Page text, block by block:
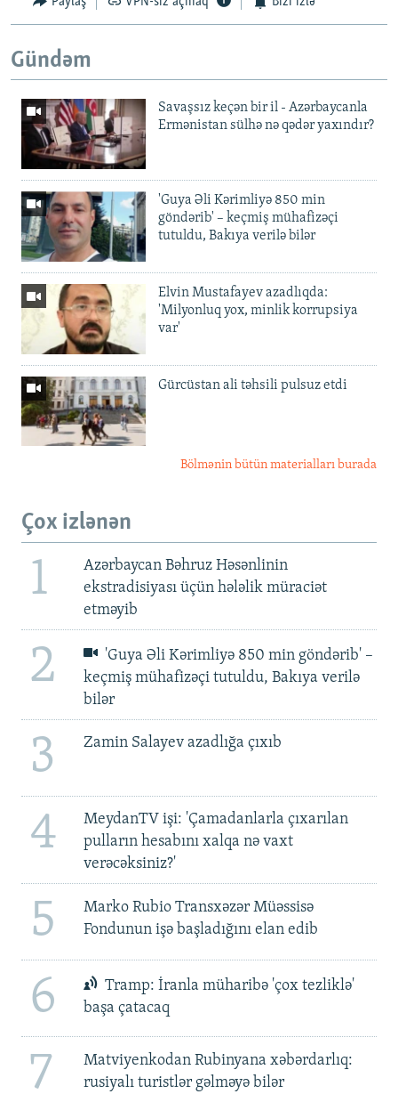
Gündəm
Savaşsız keçən bir il - Azərbaycanla
Ermənistan sülhə nə qədər yaxındır?
'Guya Əli Kərimliyə 850 min
göndərib' – keçmiş mühafizəçi
tutuldu, Bakıya verilə bilər
Elvin Mustafayev azadlıqda:
'Milyonluq yox, minlik korrupsiya
var'
Gürcüstan ali təhsili pulsuz etdi
Bölmənin bütün materialları burada
Çox izlənən
1
Azərbaycan Bəhruz Həsənlinin
ekstradisiyası üçün hələlik müraciət
etməyib
2
'Guya Əli Kərimliyə 850 min göndərib' –
keçmiş mühafizəçi tutuldu, Bakıya verilə
bilər
3 Zamin Salayev azadlığa çıxıb
4
MeydanTV işi: 'Çamadanlarla çıxarılan
pulların hesabını xalqa nə vaxt
verəcəksiniz?'
5
Marko Rubio Transxəzər Müəssisə
Fondunun işə başladığını elan edib
6
Tramp: İranla müharibə 'çox tezliklə'
başa çatacaq
7
Matviyenkodan Rubinyana xəbərdarlıq:
rusiyalı turistlər gəlməyə bilər